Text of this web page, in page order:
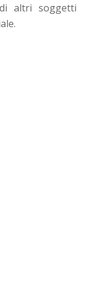
altri soggetti